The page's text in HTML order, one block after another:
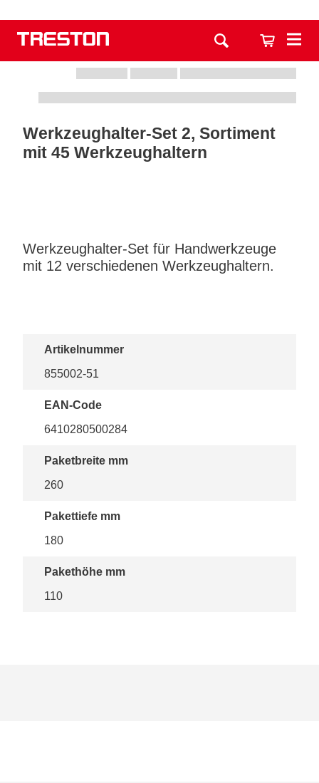
Werkzeughalter-Set 2, Sortiment
mit 45 Werkzeughaltern
Werkzeughalter-Set für Handwerkzeuge
mit 12 verschiedenen Werkzeughaltern.
Artikelnummer
855002-51
EAN-Code
6410280500284
Paketbreite mm
260
Pakettiefe mm
180
Pakethöhe mm
110